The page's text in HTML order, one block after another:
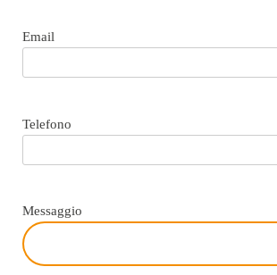
Email
Telefono
Messaggio